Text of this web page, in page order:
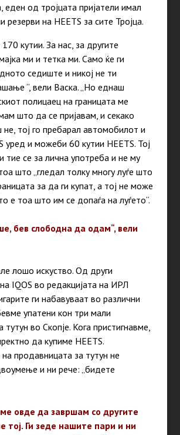
еден од тројцата пријатели имал
резерви на HEETS за сите Тројца.
кутии. За нас, за другите
ми и тетка ми. Само ќе ги
седиште и никој не ти
“, вели Васка.„Но еднаш
полицаец на границата ме
што да се пријавам, и секако
не, тој го пребарал автомобилот и
уред и можеби 60 кутии HEETS. Тој
тие се за лична употреба и не му
што „гледал толку многу луѓе што
за да ги купат, а тој не може
е тоа што им се допаѓа на луѓето“.
бев слободна да одам“, вели
лошо искуство. Од други
IQOS во редакцијата на ИРЛ
ги набавуваат во различни
упатени кон три мали
во Скопје. Кога пристигнавме,
да купиме HEETS.
продавницата за тутун не
и ни рече: „бидете
ме овде да завршам со другите
тој. Ги зеде нашите пари и ни